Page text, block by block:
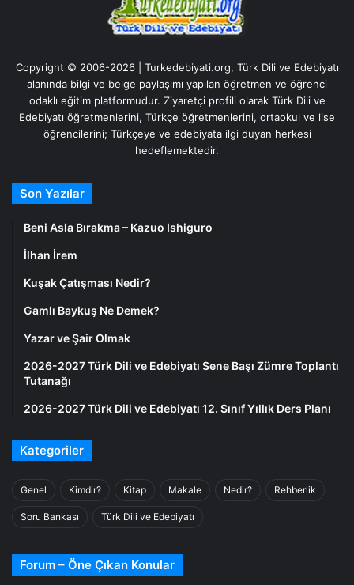
Copyright © 2006-2026 | Turkedebiyati.org, Türk Dili ve Edebiyatı
alanında bilgi ve belge paylaşımı yapılan öğretmen ve öğrenci
odaklı eğitim platformudur. Ziyaretçi profili olarak Türk Dili ve
Edebiyatı öğretmenlerini, Türkçe öğretmenlerini, ortaokul ve lise
öğrencilerini; Türkçeye ve edebiyata ilgi duyan herkesi
hedeflemektedir.
Son Yazılar
Beni Asla Bırakma – Kazuo Ishiguro
İlhan İrem
Kuşak Çatışması Nedir?
Gamlı Baykuş Ne Demek?
Yazar ve Şair Olmak
2026-2027 Türk Dili ve Edebiyatı Sene Başı Zümre Toplantı
Tutanağı
2026-2027 Türk Dili ve Edebiyatı 12. Sınıf Yıllık Ders Planı
Kategoriler
Genel Kimdir? Kitap Makale Nedir? Rehberlik
Soru Bankası Türk Dili ve Edebiyatı
Forum – Öne Çıkan Konular